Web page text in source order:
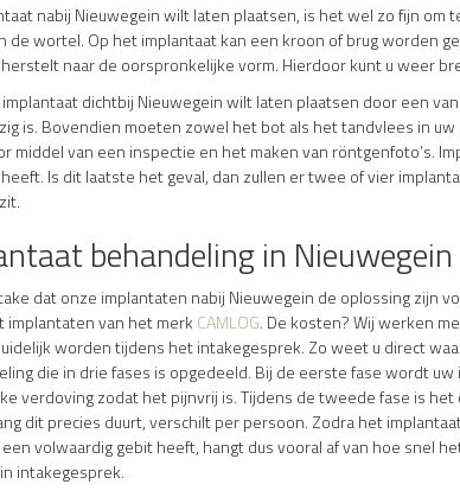
nabij Nieuwegein wilt laten plaatsen, is het wel zo fijn
de wortel. Op het implantaat kan een kroon of brug worden
naar de oorspronkelijke vorm. Hierdoor kunt u weer
dichtbij Nieuwegein wilt laten plaatsen door een
is. Bovendien moeten zowel het bot als het tandvlees in
middel van een inspectie en het maken van röntgenfoto’s.
Is dit laatste het geval, dan zullen er twee of vier
behandeling in Nieuwegein
dat onze implantaten nabij Nieuwegein de oplossing zijn
van het merk CAMLOG. De kosten? Wij werken
worden tijdens het intakegesprek. Zo weet u direct
die in drie fases is opgedeeld. Bij de eerste fase wordt
verdoving zodat het pijnvrij is. Tijdens de tweede fase is
dit precies duurt, verschilt per persoon. Zodra het
volwaardig gebit heeft, hangt dus vooral af van hoe snel
intakegesprek.